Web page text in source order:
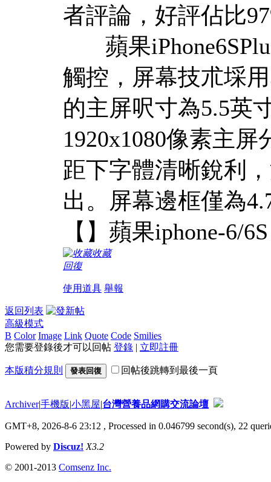
者評論，好評佔比
蘋果
觸控，屏幕技朮埰用
的主屏呎寸為5.5英
1920x1080像素主
距下字體清晰銳利
出。屏幕邊框僅為
【】蘋果iphone-6/
收藏
回復
使用道具 舉報
返回列表
高級模式
B Color Image Link Quote Code Smilies
您需要登錄後才可以回帖 登錄 | 立即註冊
本版積分規則 發表回復 回帖後跳轉到最後一頁
Archiver|手機版|小黑屋|台灣營養品網購交流論壇
GMT+8, 2026-8-6 23:12 , Processed in 0.046799 second(s), 22
Powered by Discuz! X3.2
© 2001-2013 Comsenz Inc.